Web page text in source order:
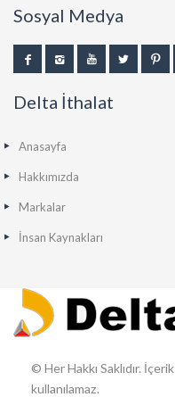
Sosyal Medya
Delta İthalat
Anasayfa
Hakkımızda
Markalar
İnsan Kaynakları
© Her Hakkı Saklıdır.
kullanılamaz.